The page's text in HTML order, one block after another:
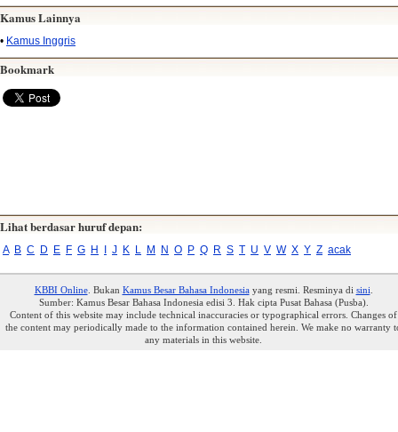
Kamus Lainnya
• Kamus Inggris
Bookmark
Lihat berdasar huruf depan:
A B C D E F G H I J K L M N O P Q R S T U V W X Y Z acak
KBBI Online. Bukan Kamus Besar Bahasa Indonesiayang resmi. Resminya di sini
Sumber: Kamus Besar Bahasa Indonesia edisi 3. Hak cipta Pusat Bahasa (Pusba).
Content of this website may include technical inaccuracies or typographical errors. Changes of
the content may periodically made to the information contained herein. We make no warranty
any materials in this website.